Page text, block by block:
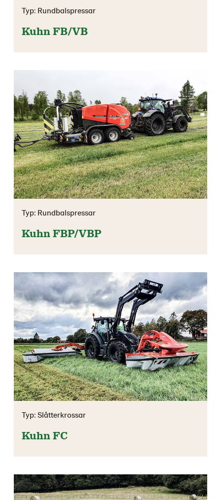
Typ: Rundbalspressar
Kuhn FB/VB
Typ: Rundbalspressar
Kuhn FBP/VBP
Typ: Slåtterkrossar
Kuhn FC